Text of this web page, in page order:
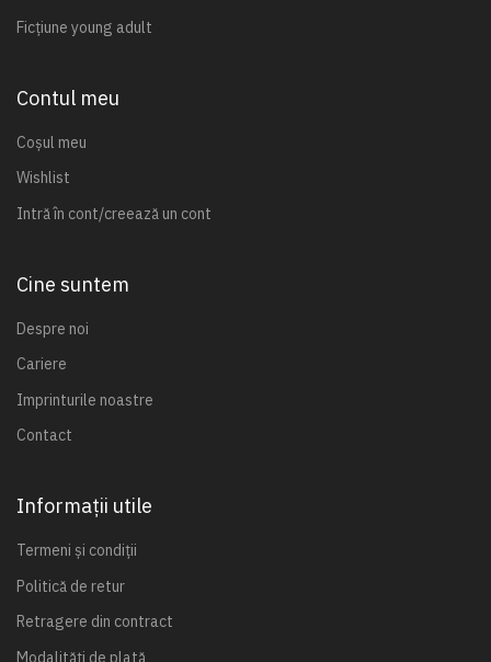
Ficțiune young adult
Contul meu
Coșul meu
Wishlist
Intră în cont/creează un cont
Cine suntem
Despre noi
Cariere
Imprinturile noastre
Contact
Informații utile
Termeni și condiții
Politică de retur
Retragere din contract
Modalități de plată